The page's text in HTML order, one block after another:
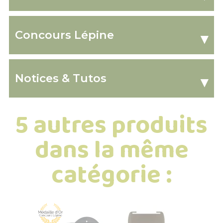
Concours Lépine ▾
Notices & Tutos ▾
5 autres produits
dans la même
catégorie :